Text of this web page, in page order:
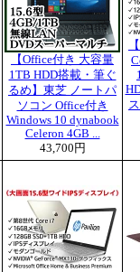
【Office付き 大容量
1TB HDD搭載・筆ぐ
るめ】東芝 ノートパ
ソコン Office付き
Windows 10 dynabook
Celeron 4GB ...
43,700円